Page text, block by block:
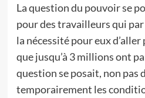
La question du pouvoir se
pour des travailleurs qui
la nécessité pour eux
que jusqu’à 3 millions ont
question se posait, non pas
temporairement les